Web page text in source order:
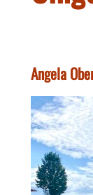
Angela